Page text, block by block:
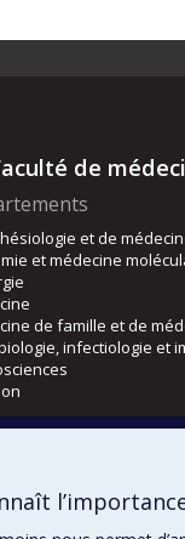
de
et de
et médecine
de famille et de
infectiologie et
et audiologie